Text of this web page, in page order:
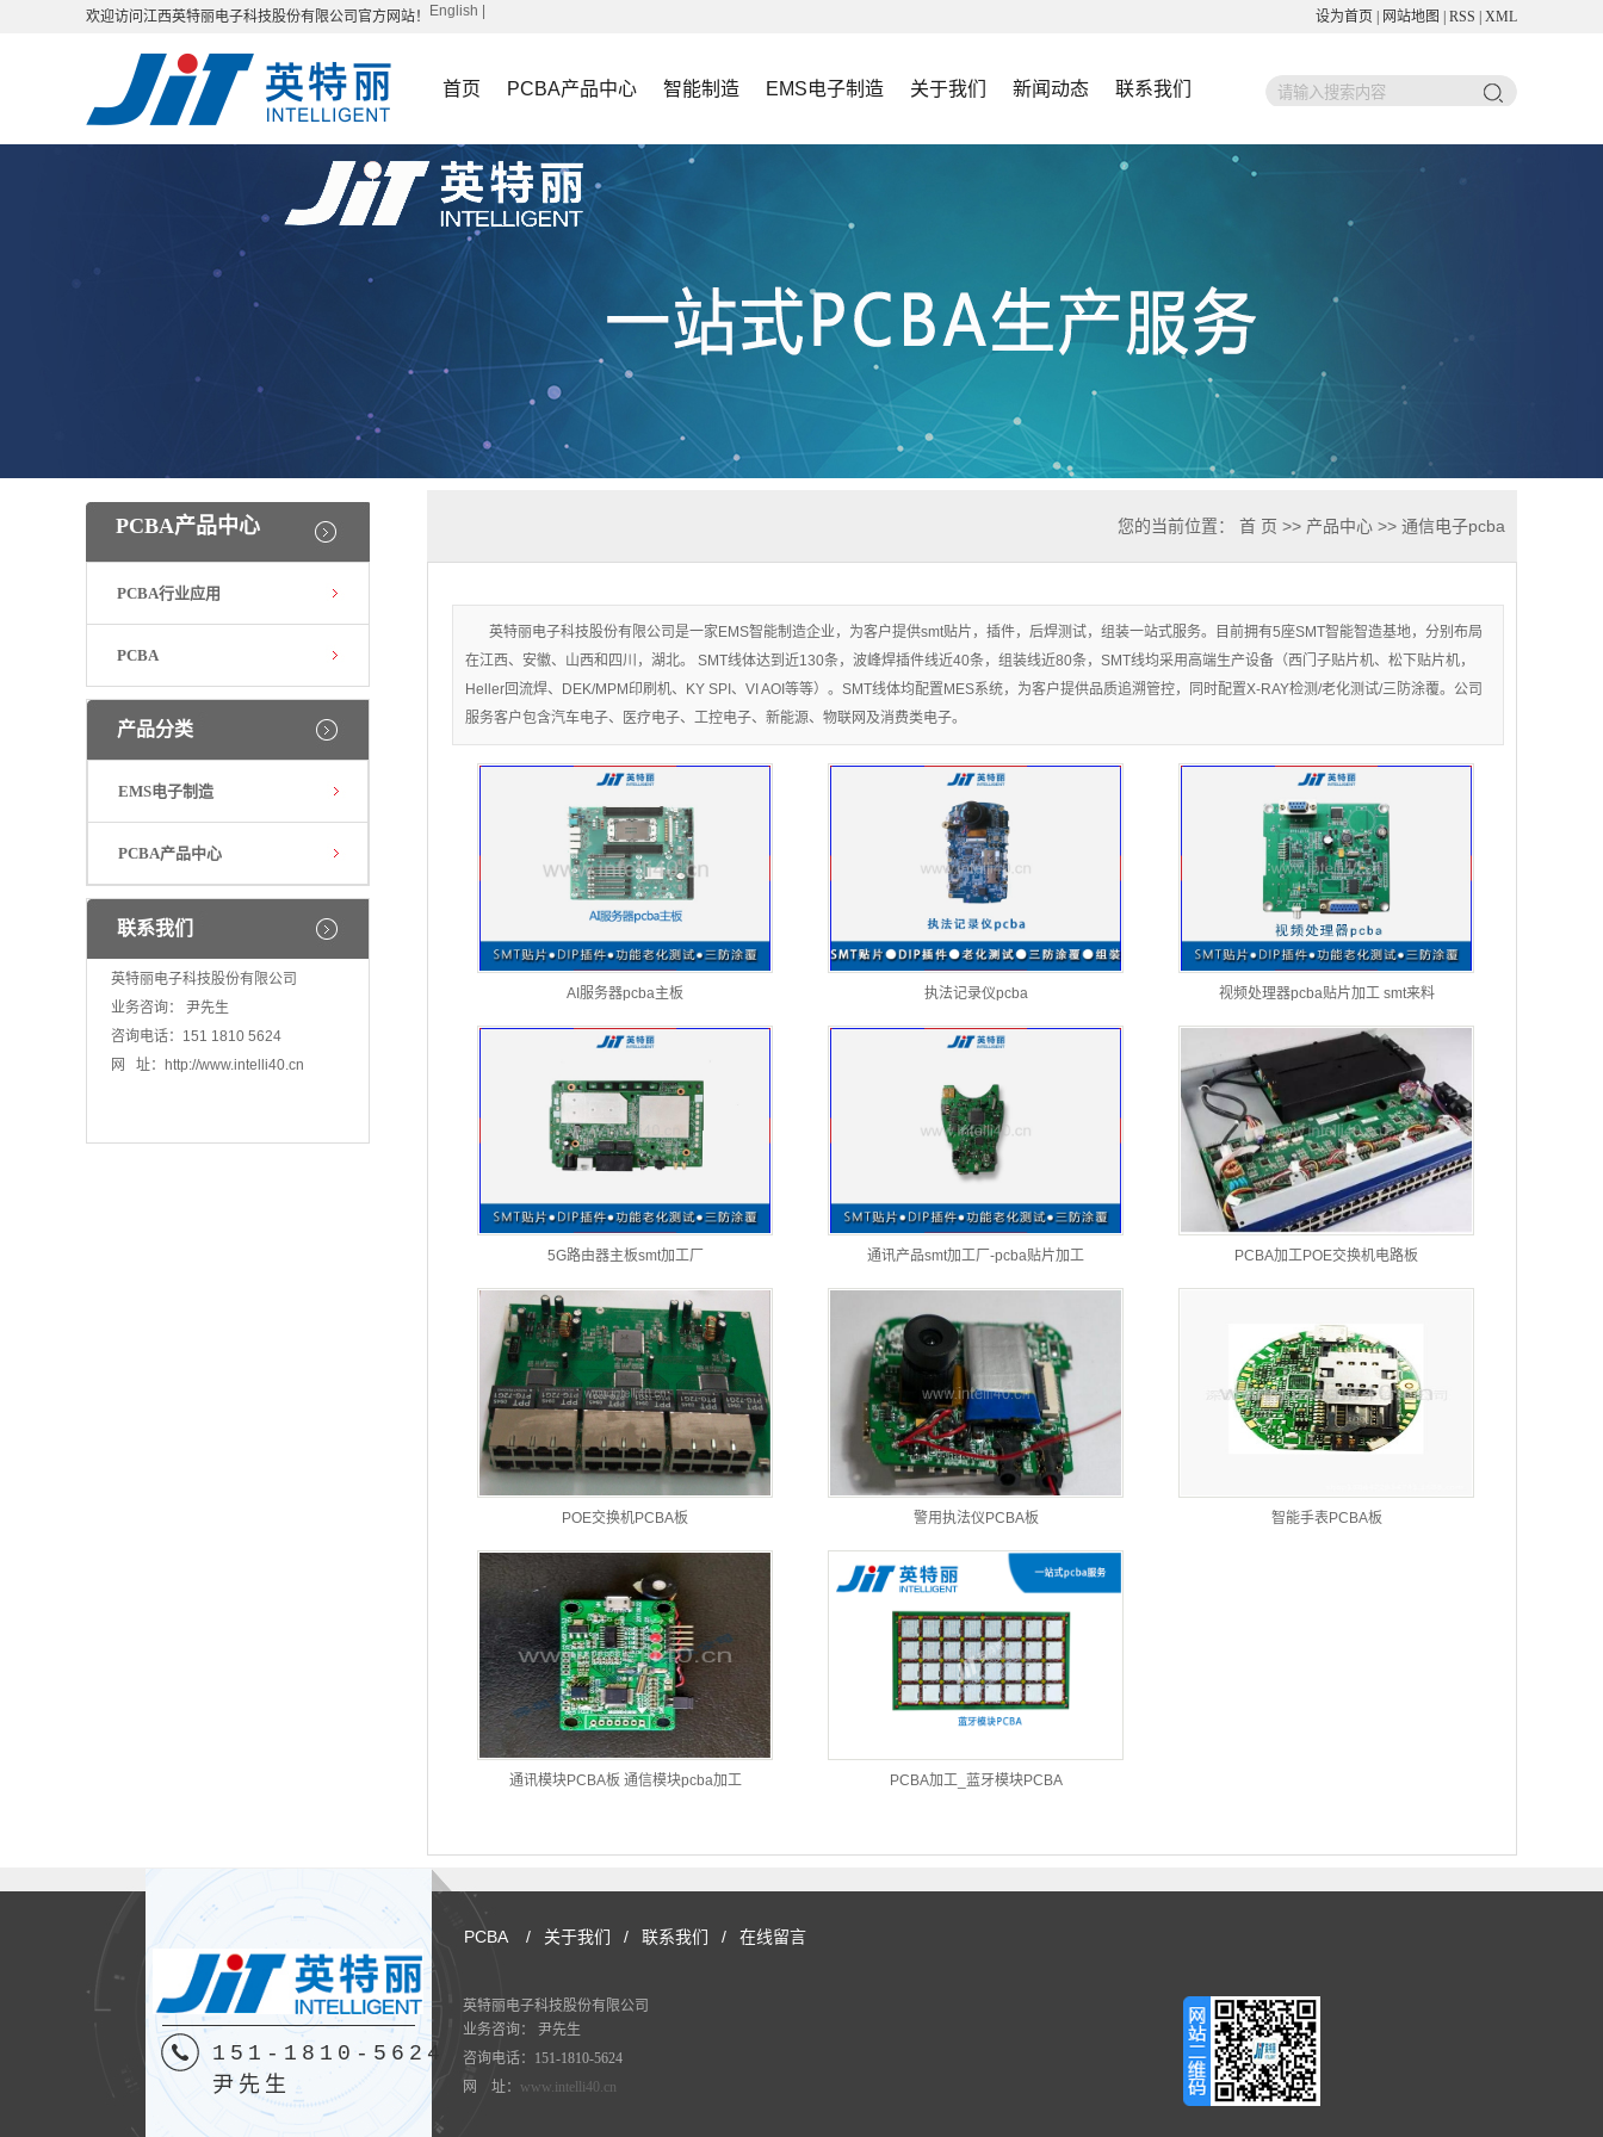
English
欢迎访问江西英特丽电子科技股份有限公司官方网站！ 设为首页 网站地图 RSS XML
首页 PCBA产品中心 智能制造 EMS电子制造 关于我们 新闻动态 联系我们
PCBA产品中心
PCBA行业应用
PCBA
产品分类
EMS电子制造
PCBA产品中心
联系我们
英特丽电子科技股份有限公司
业务咨询： 尹先生
咨询电话：151 1810 5624
网 址：
http://www.intelli40.cn
您的当前位置： 首 页 >> 产品中心 >> 通信电子pcba
英特丽电子科技股份有限公司是一家EMS智能制造企业，为客户提供smt贴片，插件，后焊测试，组装一站式服务。目前拥有5座SMT智能智造基地，分别布局
在江西、安徽、山西和四川，湖北。 SMT线体达到近130条，波峰焊插件线近40条，组装线近80条，SMT线均采用高端生产设备（西门子贴片机、松下贴片机，
Heller回流焊、DEK/MPM印刷机、KY SPI、VI AOI等等）。SMT线体均配置MES系统，为客户提供品质追溯管控，同时配置X-RAY检测/老化测试/三防涂覆。公司
服务客户包含汽车电子、医疗电子、工控电子、新能源、物联网及消费类电子。
AI服务器pcba主板 执法记录仪pcba 视频处理器pcba贴片加工 smt来料
5G路由器主板smt加工厂 通讯产品smt加工厂-pcba贴片加工 PCBA加工POE交换机电路板
POE交换机PCBA板 警用执法仪PCBA板 智能手表PCBA板
通讯模块PCBA板 通信模块pcba加工 PCBA加工_蓝牙模块PCBA
151-1810-5624
尹先生
PCBA / 关于我们 / 联系我们 / 在线留言
英特丽电子科技股份有限公司
业务咨询： 尹先生
咨询电话：151-1810-5624
网 址：
www.intelli40.cn